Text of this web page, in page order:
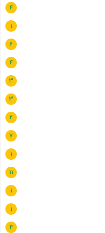
4
1
6
4
3
3
2
7
1
11
1
1
4